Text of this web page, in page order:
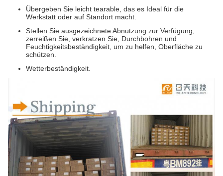
Übergeben Sie leicht tearable, das es Ideal für die
Werkstatt oder auf Standort macht.
Stellen Sie ausgezeichnete Abnutzung zur Verfügung,
zerreißen Sie, verkratzen Sie, Durchbohren und
Feuchtigkeitsbeständigkeit, um zu helfen, Oberfläche zu
schützen.
Wetterbeständigkeit.